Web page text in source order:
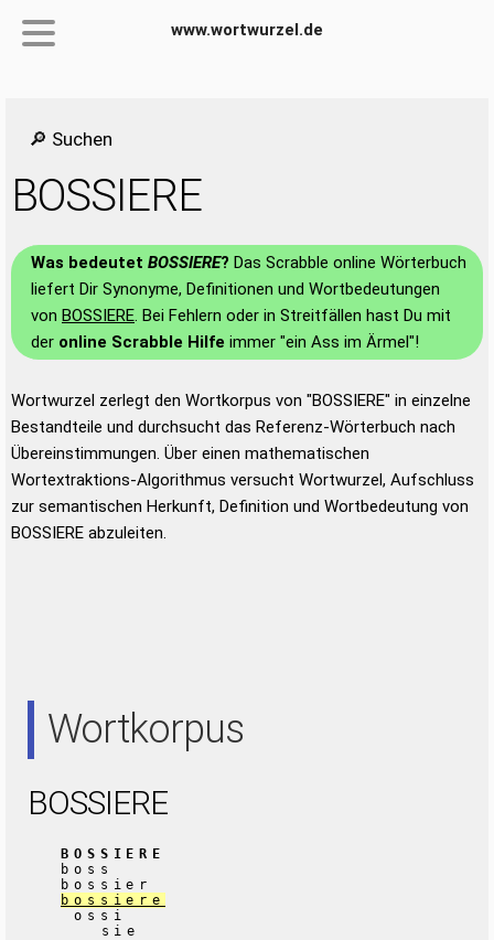
www.wortwurzel.de
🔎 Suchen
BOSSIERE
Was bedeutet BOSSIERE? Das Scrabble online Wörterbuch
liefert Dir Synonyme, Definitionen und Wortbedeutungen
von BOSSIERE. Bei Fehlern oder in Streitfällen hast Du mit
der online Scrabble Hilfe immer "ein Ass im Ärmel"!
Wortwurzel zerlegt den Wortkorpus von "BOSSIERE" in einzelne
Bestandteile und durchsucht das Referenz-Wörterbuch nach
Übereinstimmungen. Über einen mathematischen
Wortextraktions-Algorithmus versucht Wortwurzel, Aufschluss
zur semantischen Herkunft, Definition und Wortbedeutung von
BOSSIERE abzuleiten.
Wortkorpus
BOSSIERE
BOSSIERE
boss
bossier
bossiere
ossi
sie